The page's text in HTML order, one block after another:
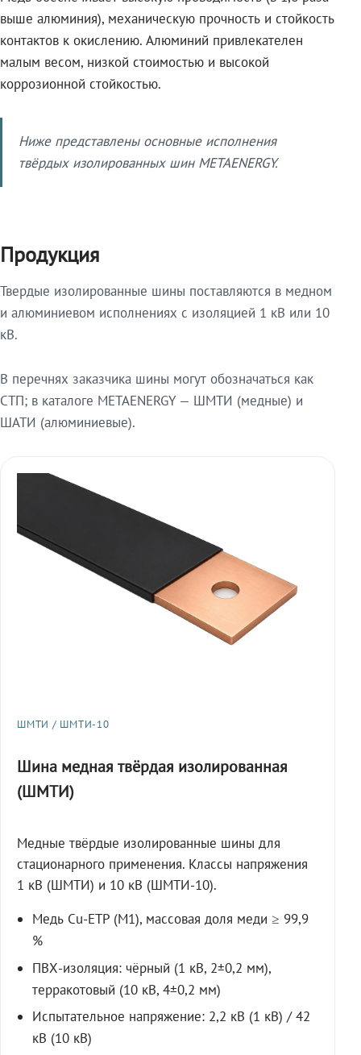
выше алюминия), механическую прочность и стойкость
контактов к окислению. Алюминий привлекателен
малым весом, низкой стоимостью и высокой
коррозионной стойкостью.
Ниже представлены основные исполнения
твёрдых изолированных шин METAENERGY.
Продукция
Твердые изолированные шины поставляются в медном
и алюминиевом исполнениях с изоляцией 1 кВ или 10
кВ.
В перечнях заказчика шины могут обозначаться как
СТП; в каталоге METAENERGY — ШМТИ (медные) и
ШАТИ (алюминиевые).
ШМТИ / ШМТИ-10
Шина медная твёрдая изолированная
(ШМТИ)
Медные твёрдые изолированные шины для
стационарного применения. Классы напряжения
1 кВ (ШМТИ) и 10 кВ (ШМТИ-10).
Медь Cu-ETP (M1), массовая доля меди ≥ 99,9
%
ПВХ-изоляция: чёрный (1 кВ, 2±0,2 мм),
терракотовый (10 кВ, 4±0,2 мм)
Испытательное напряжение: 2,2 кВ (1 кВ) / 42
кВ (10 кВ)